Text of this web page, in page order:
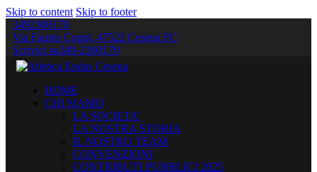
Skip to content Skip to footer
3492300170
Via Fausto Coppi, 47522 Cesena FC
Scrivici su349-2300170
HOME
CHI SIAMO
LA SOCIETA’
LA NOSTRA STORIA
IL NOSTRO TEAM
CONVENZIONI
CONTRIBUTI PUBBLICI 2025